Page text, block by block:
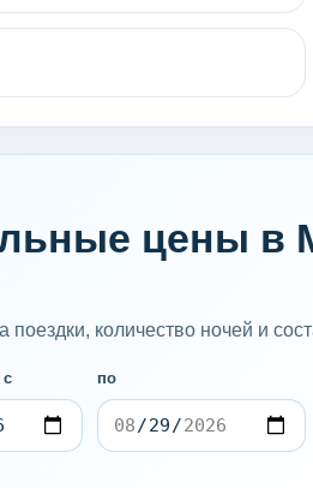
цены в
количество ночей и
с по